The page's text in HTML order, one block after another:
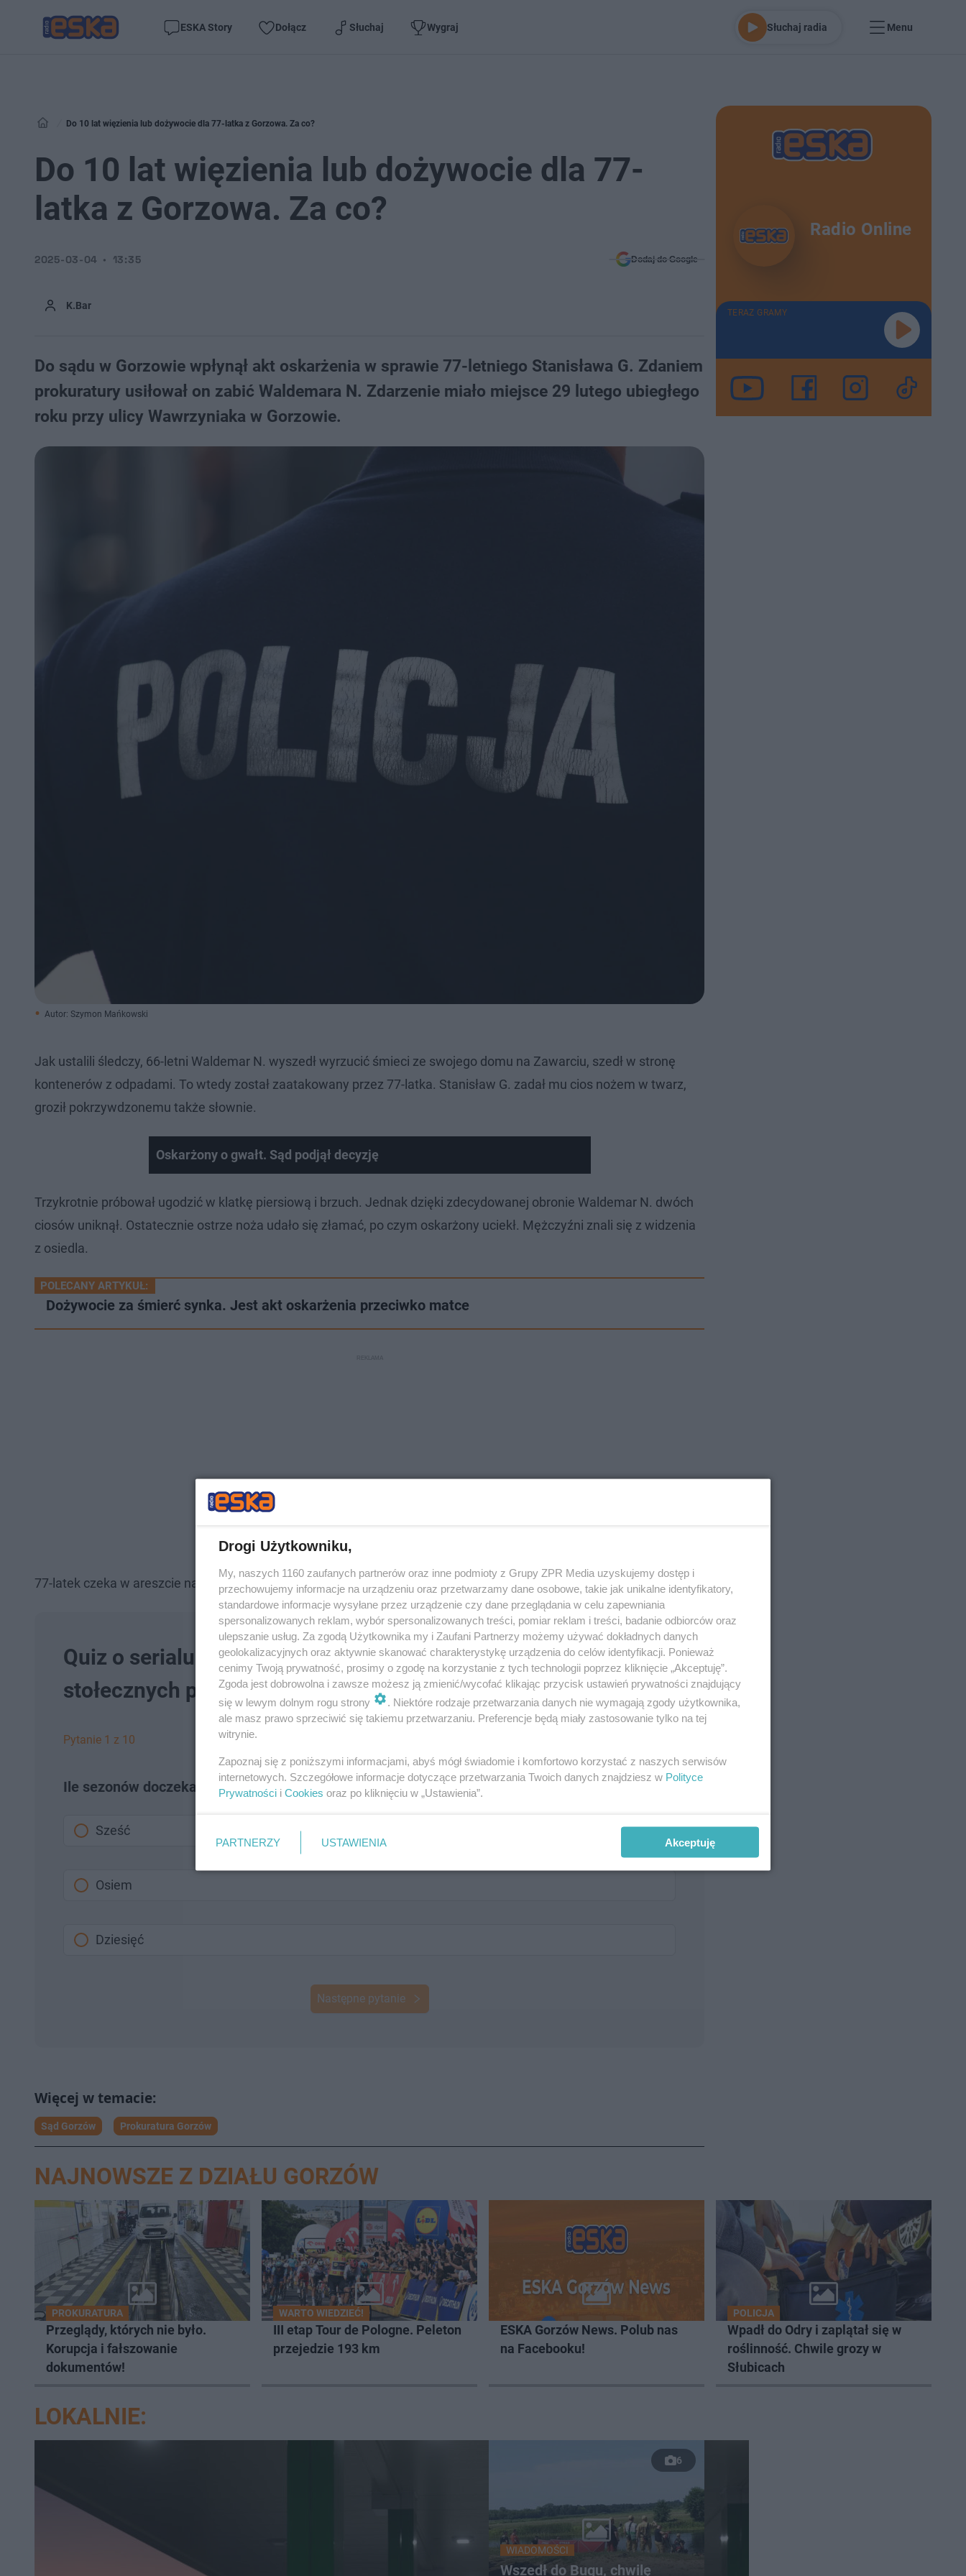
ESKA Story Dołącz Słuchaj Wygraj Słuchaj radia Menu
Do 10 lat więzienia lub dożywocie dla 77-latka z Gorzowa. Za co?
Do 10 lat więzienia lub dożywocie dla 77-
latka z Gorzowa. Za co?
K.Bar
2025-03-04 13:35 Dodaj do Google
Do sądu w Gorzowie wpłynął akt oskarżenia w sprawie 77-letniego Stanisława G. Zdaniem
prokuratury usiłował on zabić Waldemara N. Zdarzenie miało miejsce 29 lutego ubiegłego
roku przy ulicy Wawrzyniaka w Gorzowie.
Autor: Szymon Mańkowski
Jak ustalili śledczy, 66-letni Waldemar N. wyszedł wyrzucić śmieci ze swojego domu na Zawarciu, szedł w stronę
kontenerów z odpadami. To wtedy został zaatakowany przez 77-latka. Stanisław G. zadał mu cios nożem w twarz,
groził pokrzywdzonemu także słownie.
Oskarżony o gwałt. Sąd podjął decyzję
Trzykrotnie próbował ugodzić w klatkę piersiową i brzuch. Jednak dzięki zdecydowanej obronie Waldemar N. dwóch
ciosów uniknął. Ostatecznie ostrze noża udało się złamać, po czym oskarżony uciekł. Mężczyźni znali się z widzenia
z osiedla.
POLECANY ARTYKUŁ:
Dożywocie za śmierć synka. Jest akt oskarżenia przeciwko matce
77-latek czeka w areszcie na rozprawę. Już wcześniej był karany za przestępstwa przeciwko życiu i zdrowiu.
Quiz o serialu "Kryminalni". Czy pamiętasz losy trójki
stołecznych policjantów?
Pytanie 1 z 10
Ile sezonów doczekał się serial "Kryminalni"?
Sześć
Osiem
Dziesięć
Następne pytanie
Sąd Gorzów Prokuratura Gorzów
Radio Online
TERAZ GRAMY
NAJNOWSZE Z DZIAŁU GORZÓW
PROKURATURA
Przeglądy, których nie było.
Korupcja i fałszowanie
dokumentów!
WARTO WIEDZIEĆ!
III etap Tour de Pologne. Peleton
przejedzie 193 km
ESKA Gorzów News. Polub nas
na Facebooku!
POLICJA
Wpadł do Odry i zaplątał się w
roślinność. Chwile grozy w
Słubicach
LOKALNIE:
6
WIADOMOŚCI
Wszedł do Bugu, chwilę
Drogi Użytkowniku,
My, naszych 1160 zaufanych partnerów oraz inne podmioty z Grupy ZPR Media uzyskujemy dostęp i
przechowujemy informacje na urządzeniu oraz przetwarzamy dane osobowe, takie jak unikalne identyfikatory,
standardowe informacje wysyłane przez urządzenie czy dane przeglądania w celu zapewniania
spersonalizowanych reklam, wybór spersonalizowanych treści, pomiar reklam i treści, badanie odbiorców oraz
ulepszanie usług. Za zgodą Użytkownika my i Zaufani Partnerzy możemy używać dokładnych danych
geolokalizacyjnych oraz aktywnie skanować charakterystykę urządzenia do celów identyfikacji. Ponieważ
cenimy Twoją prywatność, prosimy o zgodę na korzystanie z tych technologii poprzez kliknięcie „Akceptuję”.
Zgoda jest dobrowolna i zawsze możesz ją zmienić/wycofać klikając przycisk ustawień prywatności znajdujący
się w lewym dolnym rogu strony
. Niektóre rodzaje przetwarzania danych nie wymagają zgody użytkownika,
ale masz prawo sprzeciwić się takiemu przetwarzaniu. Preferencje będą miały zastosowanie tylko na tej
witrynie.
Zapoznaj się z poniższymi informacjami, abyś mógł świadomie i komfortowo korzystać z naszych serwisów
internetowych. Szczegółowe informacje dotyczące przetwarzania Twoich danych znajdziesz w Polityce
Prywatności i Cookies oraz po kliknięciu w „Ustawienia”.
PARTNERZY USTAWIENIA Akceptuję